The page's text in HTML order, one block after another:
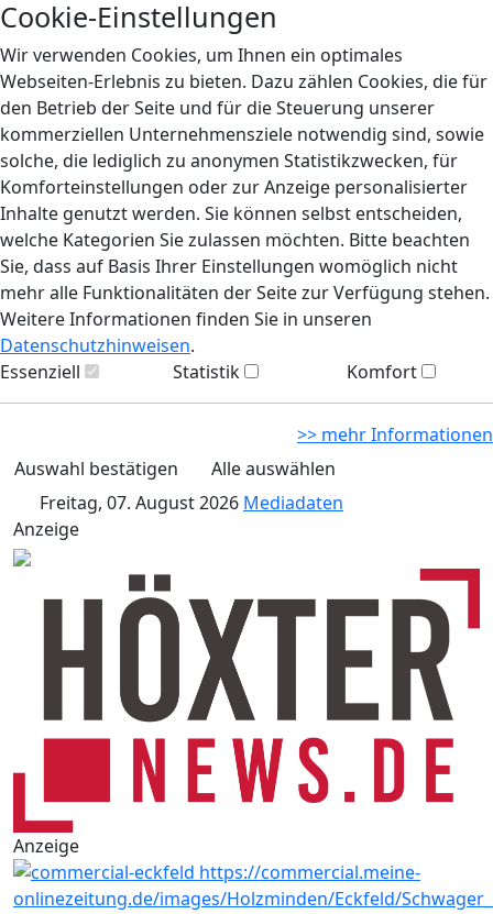
Cookie-Einstellungen
Wir verwenden Cookies, um Ihnen ein optimales
Webseiten-Erlebnis zu bieten. Dazu zählen Cookies, die für
den Betrieb der Seite und für die Steuerung unserer
kommerziellen Unternehmensziele notwendig sind, sowie
solche, die lediglich zu anonymen Statistikzwecken, für
Komforteinstellungen oder zur Anzeige personalisierter
Inhalte genutzt werden. Sie können selbst entscheiden,
welche Kategorien Sie zulassen möchten. Bitte beachten
Sie, dass auf Basis Ihrer Einstellungen womöglich nicht
mehr alle Funktionalitäten der Seite zur Verfügung stehen.
Weitere Informationen finden Sie in unseren
Datenschutzhinweisen.
Essenziell
Statistik Komfort
>> mehr Informationen
Auswahl bestätigen
Alle auswählen
Freitag, 07. August 2026 Mediadaten
Anzeige
Anzeige